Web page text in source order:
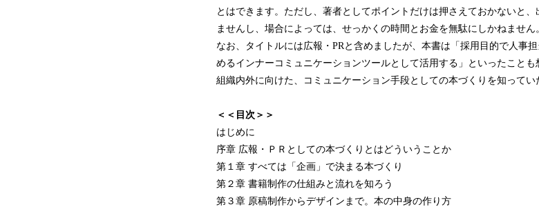
とはできます。ただし、著者としてポイントだけは押さえておかないと
ませんし、場合によっては、せっかくの時間とお金を無駄にしかねません
なお、タイトルには広報・PRと含めましたが、本書は「採用目的で人事
めるインナーコミュニケーションツールとして活用する」といったことも
組織内外に向けた、コミュニケーション手段としての本づくりを知ってい
＜＜目次＞＞
はじめに
序章 広報・ＰＲとしての本づくりとはどういうことか
第１章 すべては「企画」で決まる本づくり
第２章 書籍制作の仕組みと流れを知ろう
第３章 原稿制作からデザインまで。本の中身の作り方